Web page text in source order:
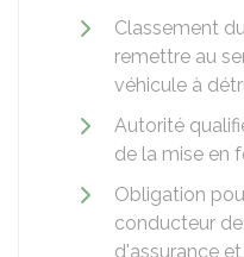
Classement
remettre au
véhicule à
Autorité
de la mise en
Obligation
conducteur
d'assurance